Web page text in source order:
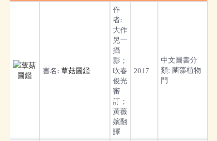
書名: 蕈菇圖鑑
作
者:
大作
晃一
攝
影；
吹春
俊光
審
訂；
黃薇
嬪翻
譯
2017
中文圖書分
類: 菌藻植物
門